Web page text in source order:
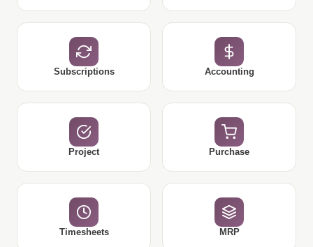
Subscriptions Accounting
Project Purchase
Timesheets MRP